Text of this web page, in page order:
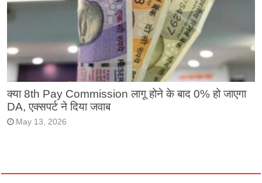
क्या 8th Pay Commission लागू होने के बाद 0% हो जाएगा
DA, एक्सपर्ट ने दिया जवाब
May 13, 2026